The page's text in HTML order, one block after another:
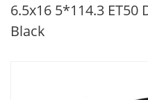
6.5x16 5*114.3 ET50
Black